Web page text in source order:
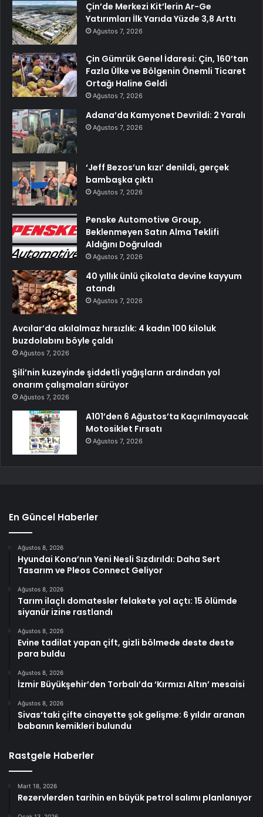
Çin’de Merkezi Kit’lerin Ar-Ge
Yatırımları İlk Yarıda Yüzde 3,8 Arttı
Ağustos 7, 2026
Çin Gümrük Genel İdaresi: Çin, 160’tan
Fazla Ülke ve Bölgenin Önemli Ticaret
Ortağı Haline Geldi
Ağustos 7, 2026
Adana’da Kamyonet Devrildi: 2 Yaralı
Ağustos 7, 2026
‘Jeff Bezos’un kızı’ denildi, gerçek
bambaşka çıktı
Ağustos 7, 2026
Penske Automotive Group,
Beklenmeyen Satın Alma Teklifi
Aldığını Doğruladı
Ağustos 7, 2026
40 yıllık ünlü çikolata devine kayyum
atandı
Ağustos 7, 2026
Avcılar’da akılalmaz hırsızlık: 4 kadın 100 kiloluk
buzdolabını böyle çaldı
Ağustos 7, 2026
Şili’nin kuzeyinde şiddetli yağışların ardından yol
onarım çalışmaları sürüyor
Ağustos 7, 2026
A101’den 6 Ağustos’ta Kaçırılmayacak
Motosiklet Fırsatı
Ağustos 7, 2026
En Güncel Haberler
Ağustos 8, 2026
Hyundai Kona’nın Yeni Nesli Sızdırıldı: Daha Sert
Tasarım ve Pleos Connect Geliyor
Ağustos 8, 2026
Tarım ilaçlı domatesler felakete yol açtı: 15 ölümde
siyanür izine rastlandı
Ağustos 8, 2026
Evine tadilat yapan çift, gizli bölmede deste deste
para buldu
Ağustos 8, 2026
İzmir Büyükşehir’den Torbalı’da ‘Kırmızı Altın’ mesaisi
Ağustos 8, 2026
Sivas’taki çifte cinayette şok gelişme: 6 yıldır aranan
babanın kemikleri bulundu
Rastgele Haberler
Mart 18, 2026
Rezervlerden tarihin en büyük petrol salımı planlanıyor